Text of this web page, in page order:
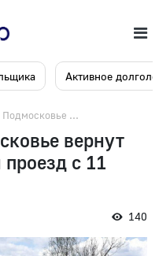
Активное
Подмосковье ...
вернут
с 11
140